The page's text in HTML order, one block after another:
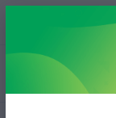
(Po-Pá, 9-15 hod.)